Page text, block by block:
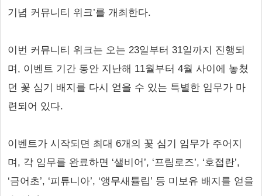
기념 커뮤니티 위크’를 개최한다.
이번 커뮤니티 위크는 오는 23일부터 31일까지 진행되
며, 이벤트 기간 동안 지난해 11월부터 4월 사이에 놓쳤
던 꽃 심기 배지를 다시 얻을 수 있는 특별한 임무가 마
련되어 있다.
이벤트가 시작되면 최대 6개의 꽃 심기 임무가 주어지
며, 각 임무를 완료하면 ‘샐비어’, ‘프림로즈’, ‘호접란’,
‘금어초’, ‘피튜니아’, ‘앵무새튤립’ 등 미보유 배지를 얻을